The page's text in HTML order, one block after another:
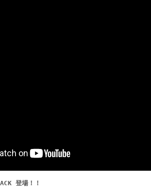
登場！！